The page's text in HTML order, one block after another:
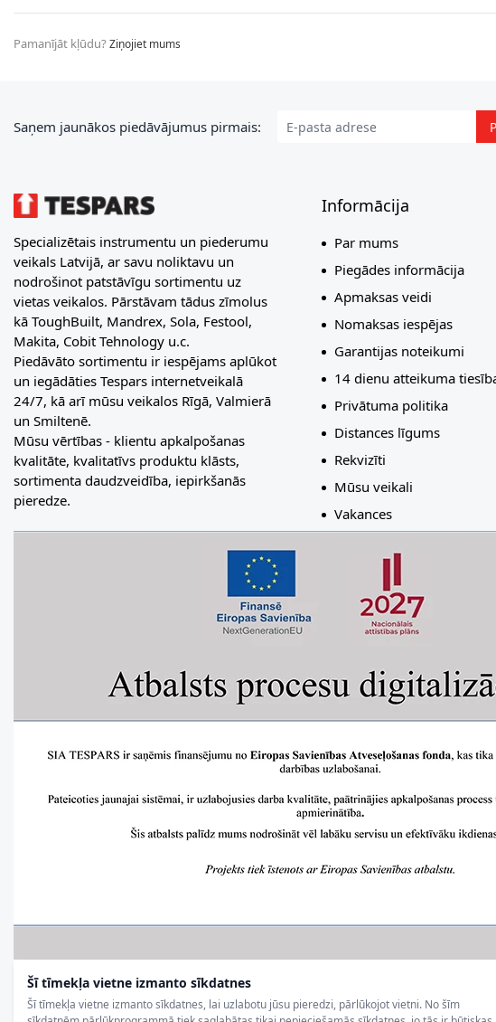
Šī tīmekļa vietne izmanto sīkdatnes
Šī tīmekļa vietne izmanto sīkdatnes, lai uzlabotu jūsu pieredzi, pārlūkojot vietni. No šīm
Pamanījāt kļūdu?Ziņojiet mums
E-pasta adrese
Saņem jaunākos piedāvājumus pirmais:
Specializētais instrumentu un piederumu
veikals Latvijā, ar savu noliktavu un
nodrošinot patstāvīgu sortimentu uz
vietas veikalos. Pārstāvam tādus zīmolus
kā ToughBuilt, Mandrex, Sola, Festool,
Makita, Cobit Tehnology u.c.
Piedāvāto sortimentu ir iespējams aplūkot
un iegādāties Tespars internetveikalā
24/7, kā arī mūsu veikalos Rīgā, Valmierā
un Smiltenē.
Mūsu vērtības - klientu apkalpošanas
kvalitāte, kvalitatīvs produktu klāsts,
sortimenta daudzveidība, iepirkšanās
pieredze.
Informācija
Par mums
Piegādes informācija
Apmaksas veidi
Nomaksas iespējas
Garantijas noteikumi
14 dienu atteikuma
Privātuma politika
Distances līgums
Rekvizīti
Mūsu veikali
Vakances